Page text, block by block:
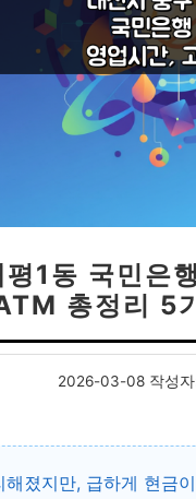
1동 국민은
총정리 5
2026-03-08 작성
졌지만, 급하게 현금